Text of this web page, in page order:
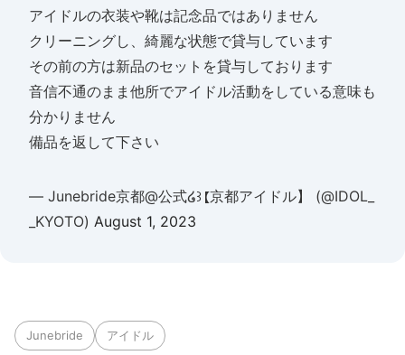
アイドルの衣装や靴は記念品ではありません
クリーニングし、綺麗な状態で貸与しています
その前の方は新品のセットを貸与しております
音信不通のまま他所でアイドル活動をしている意味も
分かりません
備品を返して下さい
— Junebride京都@公式໒꒱【京都アイドル】 (@IDOL_
_KYOTO) August 1, 2023
Junebride アイドル